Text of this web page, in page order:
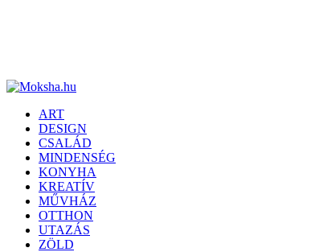
ART
DESIGN
CSALÁD
MINDENSÉG
KONYHA
KREATÍV
MŰVHÁZ
OTTHON
UTAZÁS
ZÖLD